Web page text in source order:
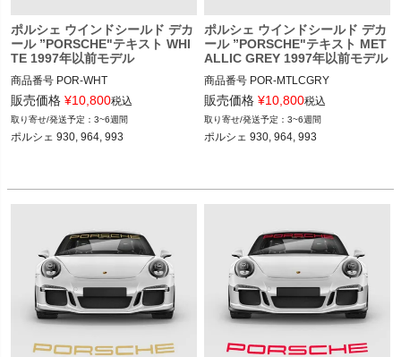
ポルシェ ウインドシールド デカ
ール ”PORSCHE"テキスト WHI
TE 1997年以前モデル
商品番号 POR-WHT
POR-WHT
12ADS SKU: 無
販売価格 ¥10,800税込
3~6週間
ポルシェ ウインドシールド デカ
ール ”PORSCHE"テキスト MET
ALLIC GREY 1997年以前モデル
商品番号 POR-MTLCGRY
POR-MTLCGRY
12ADS "Anthracite Metallic Gloss"
12ADS SKU: 無
販売価格 ¥10,800税込
3~6週間
ポルシェ 930, 964, 993